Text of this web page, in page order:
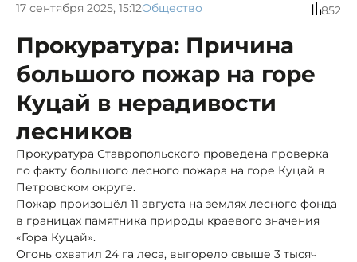
17 сентября 2025, 15:12Общество 852
Прокуратура: Причина
большого пожар на горе
Куцай в нерадивости
лесников
Прокуратура Ставропольского проведена проверка
по факту большого лесного пожара на горе Куцай в
Петровском округе.
Пожар произошёл 11 августа на землях лесного фонда
в границах памятника природы краевого значения
«Гора Куцай».
Огонь охватил 24 га леса, выгорело свыше 3 тысяч